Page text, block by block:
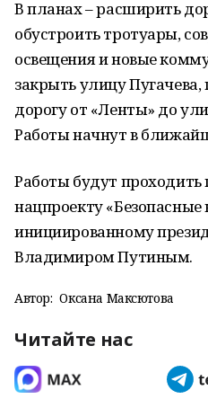
В планах – расширить
обустроить тротуары,
освещения и новые
закрыть улицу
дорогу от «Ленты» до
Работы начнут в
Работы будут проходить
нацпроекту «Безопасные
инициированному
Владимиром Путиным.
Автор: Оксана Максютова
Читайте нас